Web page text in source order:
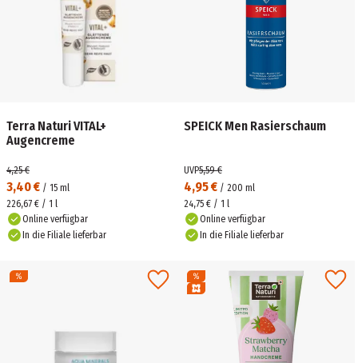
Terra Naturi VITAL+
Augencreme
3,40 € / 15 ml
4,25 €
226,67 € / 1 l
Online verfügbar
In die Filiale lieferbar
SPEICK Men Rasierschaum
4,95 € / 200 ml
UVP5,59 €
24,75 € / 1 l
Online verfügbar
In die Filiale lieferbar